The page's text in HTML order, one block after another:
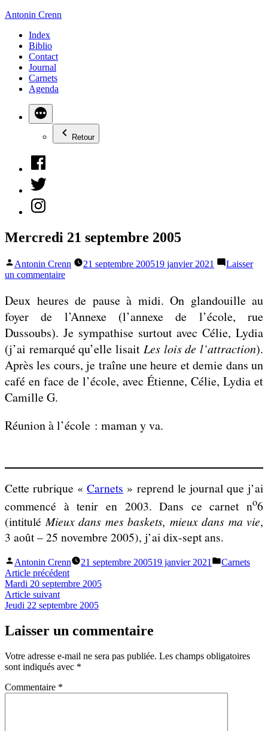
Aller
contenu
Antonin Crenn
Index
Biblio
Contact
Journal
Carnets
Agenda
Retour
Facebook
Twitter
Instagram
Mercredi 21 septembre 2005
Publié
par
Antonin Crenn 21 septembre 200519 janvier 2021
Laisser
un commentairesur
septembre
2005
Deux heures de pause à midi. On glandouille au
foyer de l’Annexe (l’annexe de l’école, rue
Dussoubs). Je sympathise surtout avec Célie, Lydia
(j’ai remarqué qu’elle lisait Les lois de l’attraction).
Après les cours, je traîne une heure et demie dans un
café en face de l’école, avec Étienne, Célie, Lydia et
Camille G.
Réunion à l’école : maman y va.
Cette rubrique «Carnets » reprend le journal que j’ai
commencé à tenir en 2003. Dans ce carnet no6
(intitulé Mieux dans mes baskets, mieux dans ma vie,
3 août – 25 novembre 2005), j’ai dix-sept ans.
Publié
par
Antonin Crenn 21 septembre 200519 janvier 2021
Publié
Carnets
Navigation
de
l’article
Article précédentArticle
précédent :
Mardi 20 septembre 2005
Article suivantArticle
suivant :
Jeudi 22 septembre 2005
Laisser un commentaire
Votre adresse e-mail ne sera pas publiée. Les champs obligatoires
sont indiqués avec *
Commentaire *